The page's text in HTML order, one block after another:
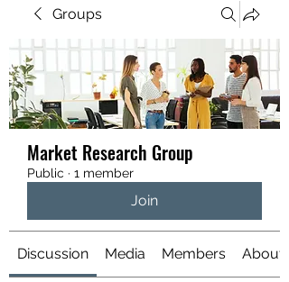
Groups
Market Research Group
Public · 1 member
Join
Discussion Media Members About